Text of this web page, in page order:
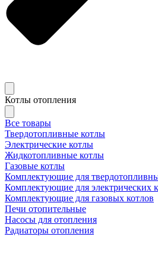
Котлы отопления
Все товары
Твердотопливные котлы
Электрические котлы
Жидкотопливные котлы
Газовые котлы
Комплектующие для
Комплектующие для электрических
Комплектующие для газовых котлов
Печи отопительные
Насосы для отопления
Радиаторы отопления